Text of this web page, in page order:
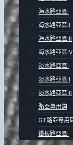
海水路亞區Ⅰ
海水路亞區Ⅱ
海水路亞區Ⅲ
海水路亞區Ⅳ
淡水路亞區Ⅰ
淡水路亞區Ⅱ
淡水路亞區Ⅲ
路亞專用鉤
GT路亞專用
鐵板路亞區Ⅰ